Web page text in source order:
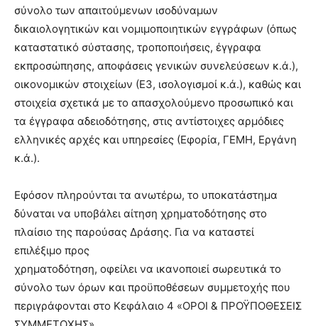
σύνολο των απαιτούμενων ισοδύναμων
δικαιολογητικών και νομιμοποιητικών εγγράφων (όπως
καταστατικό σύστασης, τροποποιήσεις, έγγραφα
εκπροσώπησης, αποφάσεις γενικών συνελεύσεων κ.ά.),
οικονομικών στοιχείων (Ε3, ισολογισμοί κ.ά.), καθώς και
στοιχεία σχετικά με το απασχολούμενο προσωπικό και
τα έγγραφα αδειοδότησης, στις αντίστοιχες αρμόδιες
ελληνικές αρχές και υπηρεσίες (Εφορία, ΓΕΜΗ, Εργάνη
κ.ά.).
Εφόσον πληρούνται τα ανωτέρω, το υποκατάστημα
δύναται να υποβάλει αίτηση χρηματοδότησης στο
πλαίσιο της παρούσας Δράσης. Για να καταστεί
επιλέξιμο προς
χρηματοδότηση, οφείλει να ικανοποιεί σωρευτικά το
σύνολο των όρων και προϋποθέσεων συμμετοχής που
περιγράφονται στο Κεφάλαιο 4 «ΟΡΟΙ & ΠΡΟΫΠΟΘΕΣΕΙΣ